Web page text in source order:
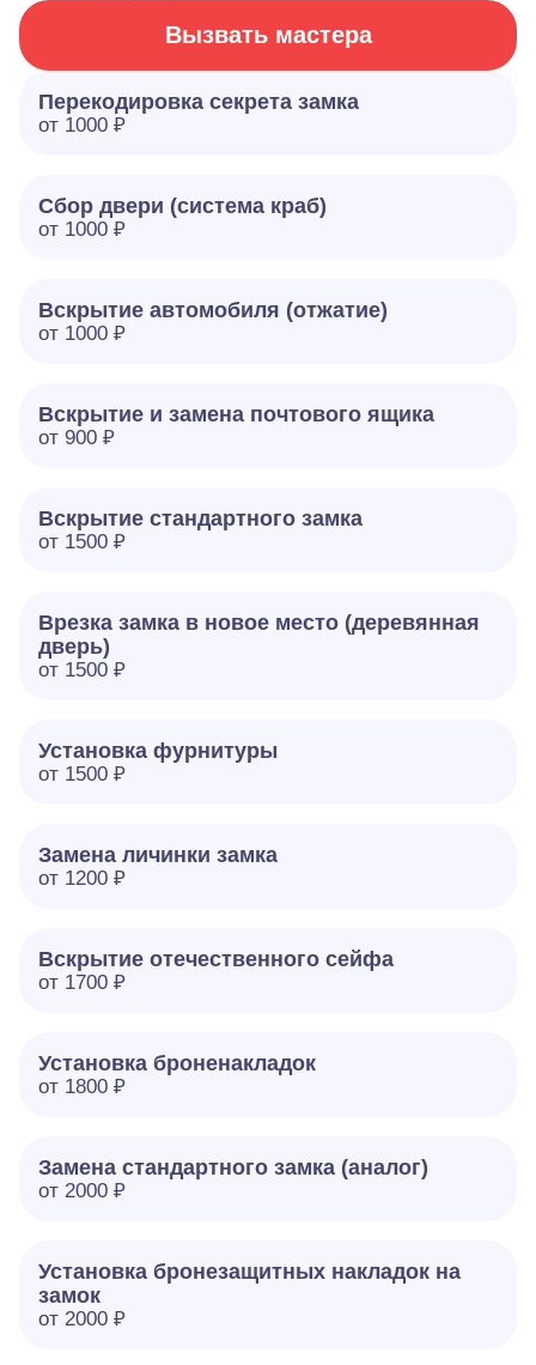
Вызвать мастера
Перекодировка секрета замка
от 1000 ₽
Сбор двери (система краб)
от 1000 ₽
Вскрытие автомобиля (отжатие)
от 1000 ₽
Вскрытие и замена почтового ящика
от 900 ₽
Вскрытие стандартного замка
от 1500 ₽
Врезка замка в новое место (деревянная
дверь)
от 1500 ₽
Установка фурнитуры
от 1500 ₽
Замена личинки замка
от 1200 ₽
Вскрытие отечественного сейфа
от 1700 ₽
Установка броненакладок
от 1800 ₽
Замена стандартного замка (аналог)
от 2000 ₽
Установка бронезащитных накладок на
замок
от 2000 ₽